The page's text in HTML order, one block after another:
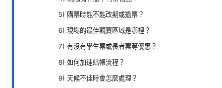
5) 購票時能不能改期或退票？
6) 現場的最佳觀賽區域是哪裡？
7) 有沒有學生票或長者票等優惠？
8) 如何加速結帳流程？
9) 天候不佳時會怎麼處理？